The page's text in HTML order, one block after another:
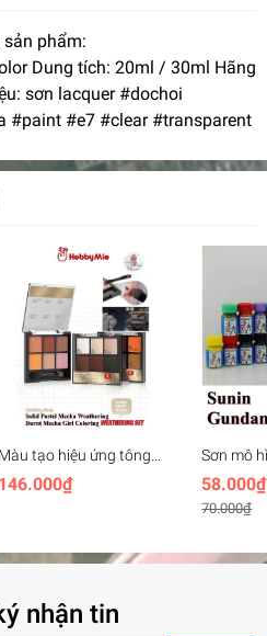
phẩm:
Dung tích: 20ml / 30ml Hãng
sơn lacquer #dochoi
#paint #e7 #clear #transparent
Màu tạo hiệu ứng tông
màu da, bụi, bong tróc
cháy Hobby Mio
146.000₫
Sơn mô
Gundam
58.000₫
70.000₫
nhận tin